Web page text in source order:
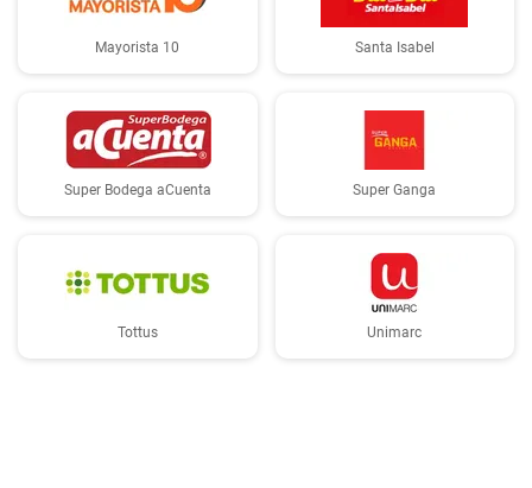
Mayorista 10 Santa Isabel
Super Bodega aCuenta Super Ganga
Tottus Unimarc